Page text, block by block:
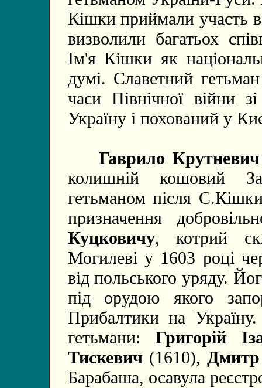
Кішки приймали участь
визволили багатьох
Ім'я Кішки як
думі. Славетний
часи Північної війни
Україну і похований у
Гаврило Крутневич
колишній кошовий
гетьманом після
призначення
Куцковичу, котрий
Могилеві у 1603 році
від польського уряду.
під орудою якого
Прибалтики на Україну.
гетьмани: Григорій
Тискевич(1610),
Барабаша, осавула